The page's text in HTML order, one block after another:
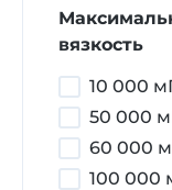
вязкость
10 000
50 000
60 000
100 000